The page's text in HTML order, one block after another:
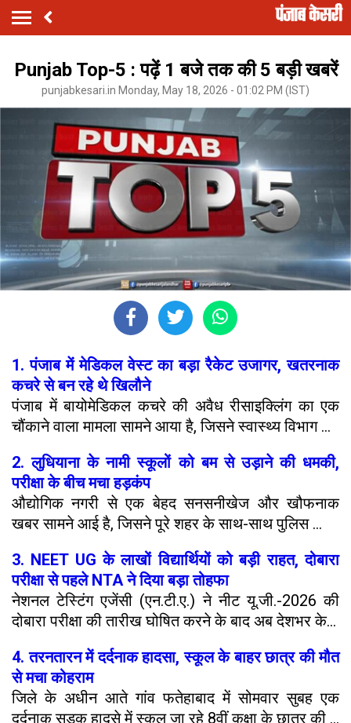
Punjab Top-5 : पढ़ें 1 बजे तक की 5 बड़ी खबरें
punjabkesari.in Monday, May 18, 2026 - 01:02 PM (IST)
1. पंजाब में मेडिकल वेस्ट का बड़ा रैकेट उजागर, खतरनाक
कचरे से बन रहे थे खिलौने
पंजाब में बायोमेडिकल कचरे की अवैध रीसाइक्लिंग का एक
चौंकाने वाला मामला सामने आया है, जिसने स्वास्थ्य विभाग ...
2. लुधियाना के नामी स्कूलों को बम से उड़ाने की धमकी,
परीक्षा के बीच मचा हड़कंप
औद्योगिक नगरी से एक बेहद सनसनीखेज और खौफनाक
खबर सामने आई है, जिसने पूरे शहर के साथ-साथ पुलिस ...
3. NEET UG के लाखों विद्यार्थियों को बड़ी राहत, दोबारा
परीक्षा से पहले NTA ने दिया बड़ा तोहफा
नेशनल टेस्टिंग एजेंसी (एन.टी.ए.) ने नीट यू.जी.-2026 की
दोबारा परीक्षा की तारीख घोषित करने के बाद अब देशभर के...
4. तरनतारन में दर्दनाक हादसा, स्कूल के बाहर छात्र की मौत
से मचा कोहराम
जिले के अधीन आते गांव फतेहाबाद में सोमवार सुबह एक
दर्दनाक सड़क हादसे में स्कूल जा रहे 8वीं कक्षा के छात्र की ...